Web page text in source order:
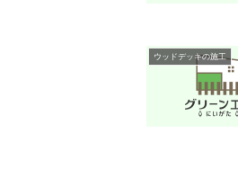
ウッドデッキの施工